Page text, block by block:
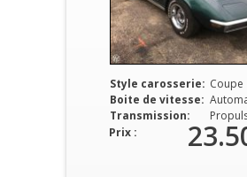
Style carosserie: Coupe
Boite de vitesse:
Transmission:
Prix :